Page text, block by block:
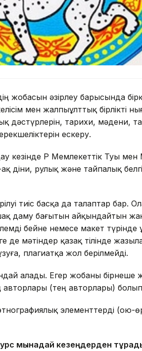
жобасын әзірлеу барысында
мен жалпыұлттық бірлікті
дәстүрлерін, тарихи, мәдени,
ескеру.
ҚР Мемлекеттік Туы мен
діни, рулық және тайпалық
тиіс басқа да талаптар бар.
даму бағытын айқындайтын
бейне немесе макет
де мәтіндер қазақ тілінде
плагиатқа жол берілмейді.
алады. Егер жобаны бірнеше
(тең авторлары) болып
элементтерді (ою-
мынадай кезеңдерден